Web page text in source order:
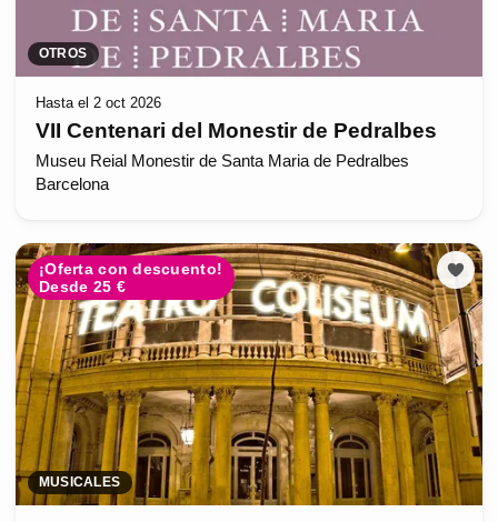
OTROS
Hasta el 2 oct 2026
VII Centenari del Monestir de Pedralbes
Museu Reial Monestir de Santa Maria de Pedralbes
Barcelona
¡Oferta con descuento!
Desde 25 €
MUSICALES